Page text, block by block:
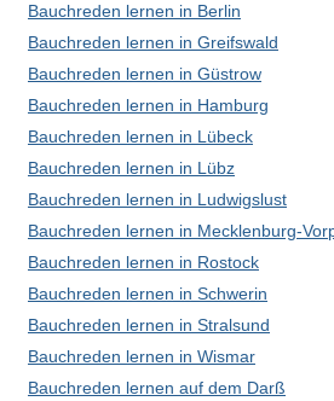
Bauchreden lernen in Berlin
Bauchreden lernen in Greifswald
Bauchreden lernen in Güstrow
Bauchreden lernen in Hamburg
Bauchreden lernen in Lübeck
Bauchreden lernen in Lübz
Bauchreden lernen in Ludwigslust
Bauchreden lernen in Mecklenburg-
Bauchreden lernen in Rostock
Bauchreden lernen in Schwerin
Bauchreden lernen in Stralsund
Bauchreden lernen in Wismar
Bauchreden lernen auf dem Darß